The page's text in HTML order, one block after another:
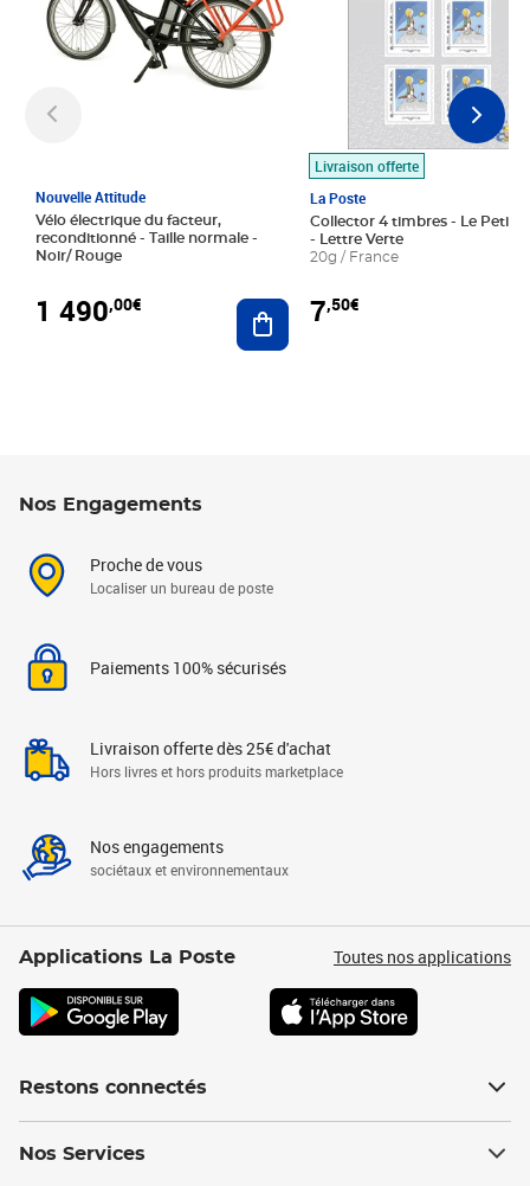
Nouvelle Attitude
Vélo électrique du facteur,
reconditionné - Taille normale -
Noir/ Rouge
1 490,00€ Ajouter au panier
Livraison offerte
La Poste
Collector 4 timbres - Le Petit
- Lettre Verte
20g / France
7,50€
Nos Engagements
Proche de vous
Localiser un bureau de poste
Paiements 100% sécurisés
Livraison offerte dès 25€ d'achat
Hors livres et hors produits marketplace
Nos engagements
sociétaux et environnementaux
Applications La Poste Toutes nos applications
Restons connectés
Nos Services